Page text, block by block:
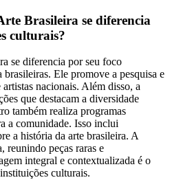
Brasileira se diferencia
culturais?
se diferencia por seu foco
Ele promove a pesquisa e
nacionais. Além disso, a
que destacam a diversidade
também realiza programas
a comunidade. Isso inclui
a história da arte brasileira. A
reunindo peças raras e
integral e contextualizada é o
culturais.